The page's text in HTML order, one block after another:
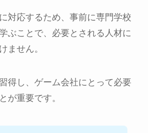
対応するため、事前に専門学校
ぶことで、必要とされる人材に
ません。
得し、ゲーム会社にとって必要
が重要です。